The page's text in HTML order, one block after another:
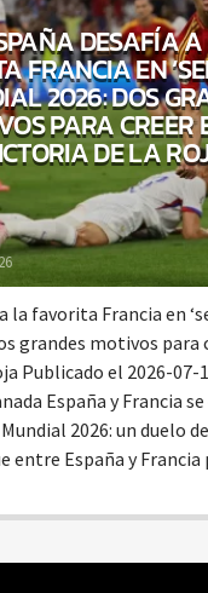
6:00 AM
DESAFÍA
FRANCIA EN
2026: DOS
PARA CREER
DE LA
la favorita Francia en
grandes motivos para
Publicado el 2026-07-
España y Francia
2026: un duelo
entre España y